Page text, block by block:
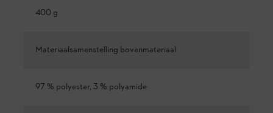
400 g
Materiaalsamenstelling bovenmateriaal
97 % polyester, 3 % polyamide